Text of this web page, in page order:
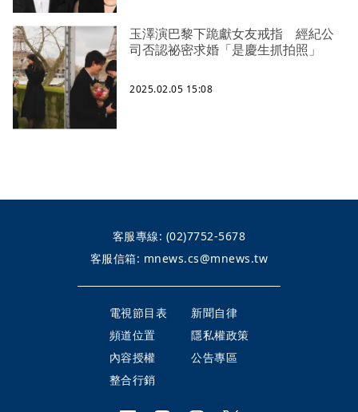
玉澤演巴黎下跪獻女友戒指 經紀公
司否認祕密求婚「是慶生抓拍照」
2025.02.05 15:08
客服專線: (02)7752-5678
客服信箱: mnews.cs@mnews.tw
電視節目表
新聞自律
頻道位置
隱私權政策
內容授權
公告專區
整合行銷